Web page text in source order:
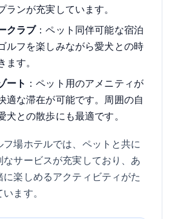
ランが充実しています。
クラブ：ペット同伴可能な宿泊
ルフを楽しみながら愛犬との時
す。
ート ：ペット用のアメニティが
適な滞在が可能です。周囲の自
犬との散歩にも最適です。
フ場ホテルでは、ペットと共に
サービスが充実しており、あ
楽しめるアクティビティがた
ます。